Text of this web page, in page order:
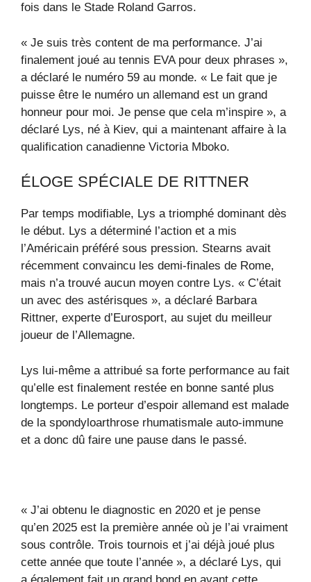
fois dans le Stade Roland Garros.
« Je suis très content de ma performance. J’ai
finalement joué au tennis EVA pour deux phrases »,
a déclaré le numéro 59 au monde. « Le fait que je
puisse être le numéro un allemand est un grand
honneur pour moi. Je pense que cela m’inspire », a
déclaré Lys, né à Kiev, qui a maintenant affaire à la
qualification canadienne Victoria Mboko.
ÉLOGE SPÉCIALE DE RITTNER
Par temps modifiable, Lys a triomphé dominant dès
le début. Lys a déterminé l’action et a mis
l’Américain préféré sous pression. Stearns avait
récemment convaincu les demi-finales de Rome,
mais n’a trouvé aucun moyen contre Lys. « C’était
un avec des astérisques », a déclaré Barbara
Rittner, experte d’Eurosport, au sujet du meilleur
joueur de l’Allemagne.
Lys lui-même a attribué sa forte performance au fait
qu’elle est finalement restée en bonne santé plus
longtemps. Le porteur d’espoir allemand est malade
de la spondyloarthrose rhumatismale auto-immune
et a donc dû faire une pause dans le passé.
« J’ai obtenu le diagnostic en 2020 et je pense
qu’en 2025 est la première année où je l’ai vraiment
sous contrôle. Trois tournois et j’ai déjà joué plus
cette année que toute l’année », a déclaré Lys, qui